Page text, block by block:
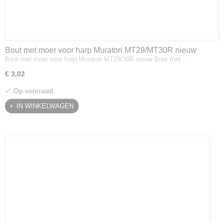
Bout met moer voor harp Muratori MT29/MT30R nieuw
Bout met moer voor harp Muratori MT29/30R nieuw Bout met…
€ 3,02
✓ Op voorraad
IN WINKELWAGEN